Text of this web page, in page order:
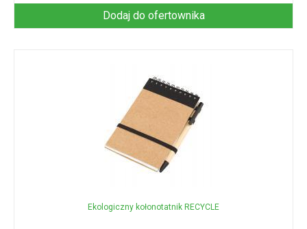
Dodaj do ofertownika
Ekologiczny kołonotatnik RECYCLE